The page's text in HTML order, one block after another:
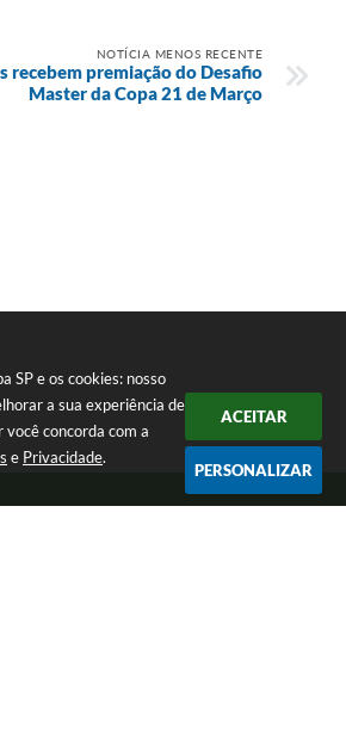
SP e os cookies: nosso
a sua experiência de
concorda com a
e Privacidade.
ACEITAR
PERSONALIZAR
NOTÍCIA MENOS RECENTE
recebem premiação do Desafio
Master da Copa 21 de Março